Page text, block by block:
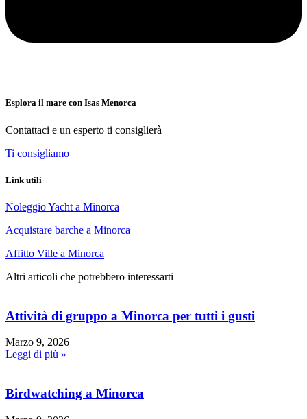
Esplora il mare con Isas Menorca
Contattaci e un esperto ti consiglierà
Ti consigliamo
Link utili
Noleggio Yacht a Minorca
Acquistare barche a Minorca
Affitto Ville a Minorca
Altri articoli che potrebbero interessarti
Attività di gruppo a Minorca per tutti i gusti
Marzo 9, 2026
Leggi di più »
Birdwatching a Minorca